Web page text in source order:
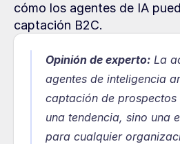
cómo los agentes de IA
captación B2C.
Opinión de experto: La
agentes de inteligencia
captación de prospectos
una tendencia, sino una
para cualquier